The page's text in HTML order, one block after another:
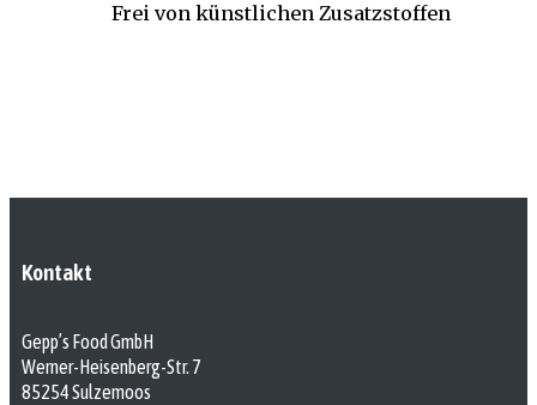
Frei von künstlichen Zusatzstoffen
Kontakt
Gepp’s Food GmbH
Werner-Heisenberg-Str. 7
85254 Sulzemoos